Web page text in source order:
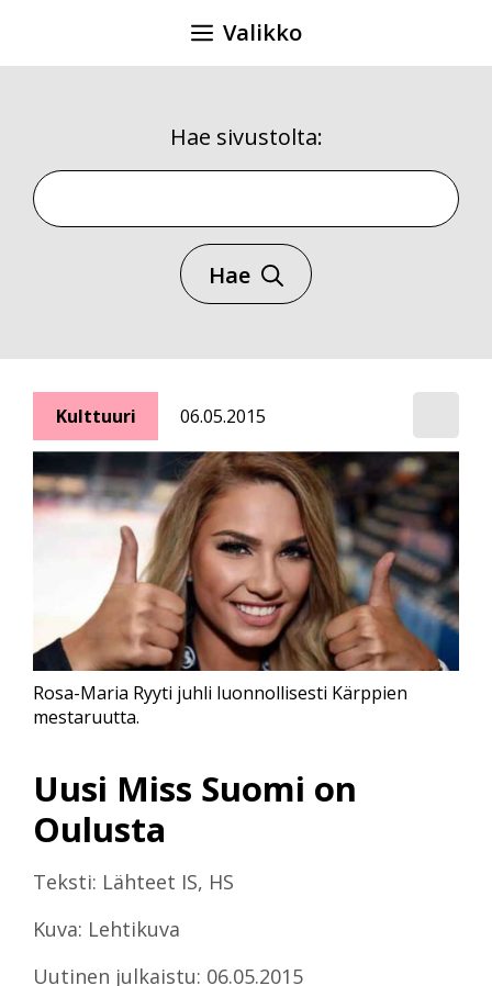
Valikko
Hae sivustolta:
Hae sivustolta
Hae
Kulttuuri 06.05.2015
Uusi Miss Suomi on
Oulusta
Teksti: Lähteet IS, HS
Kuva: Lehtikuva
Uutinen julkaistu: 06.05.2015
Rosa-Maria Ryyti juhli luonnollisesti Kärppien
mestaruutta.